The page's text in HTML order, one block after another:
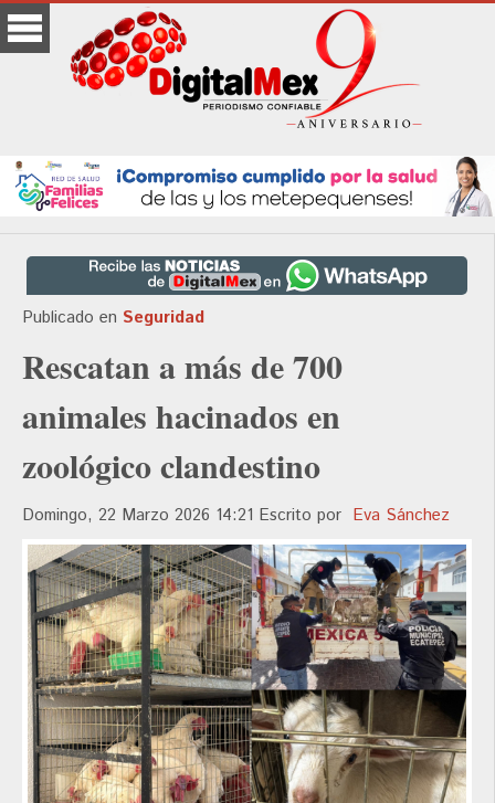
Publicado en Seguridad
Rescatan a más de 700
animales hacinados en
zoológico clandestino
Domingo, 22 Marzo 2026 14:21 Escrito por Eva Sánchez